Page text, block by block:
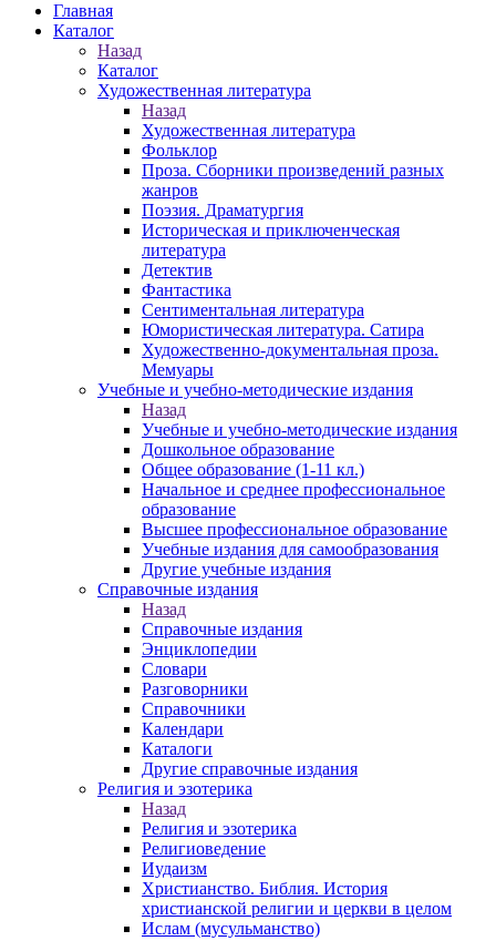
Главная
Каталог
Назад
Каталог
Художественная литература
Назад
Художественная литература
Фольклор
Проза. Сборники произведений разных
жанров
Поэзия. Драматургия
Историческая и приключенческая
литература
Детектив
Фантастика
Сентиментальная литература
Юмористическая литература. Сатира
Художественно-документальная проза.
Мемуары
Учебные и учебно-методические издания
Назад
Учебные и учебно-методические издания
Дошкольное образование
Общее образование (1-11 кл.)
Начальное и среднее профессиональное
образование
Высшее профессиональное образование
Учебные издания для самообразования
Другие учебные издания
Справочные издания
Назад
Справочные издания
Энциклопедии
Словари
Разговорники
Справочники
Календари
Каталоги
Другие справочные издания
Религия и эзотерика
Назад
Религия и эзотерика
Религиоведение
Иудаизм
Христианство. Библия. История
христианской религии и церкви в целом
Ислам (мусульманство)